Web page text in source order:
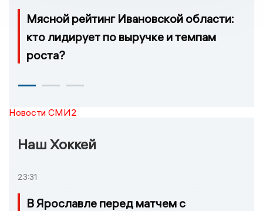
Мясной рейтинг Ивановской области:
кто лидирует по выручке и темпам
роста?
Новости СМИ2
Наш Хоккей
23:31
В Ярославле перед матчем с